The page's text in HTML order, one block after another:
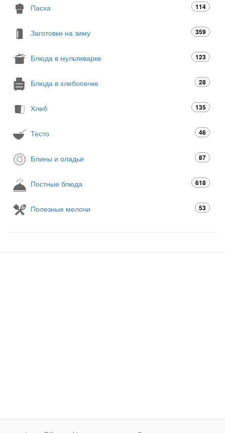
Пасха 114
Заготовки на зиму 359
Блюда в мультиварке 123
Блюда в хлебопечке 28
Хлеб 135
Тесто 46
Блины и оладьи 87
Постные блюда 618
Полезные мелочи 53